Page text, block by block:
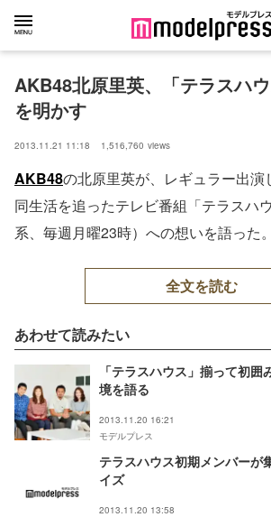
AKB48北原里英、「テラスハ
を明かす
2013.11.21 11:18 1,516,760 views
AKB48の北原里英が、レギュラー出演
同生活を追ったテレビ番組「テラスハ
系、毎週月曜23時）への想いを語った。
全文を読む
あわせて読みたい
「テラスハウス」揃って初
境を語る
2013.11.20 16:21
モデルプレス
テラスハウス初期メンバー
イズ
2013.11.20 13:58